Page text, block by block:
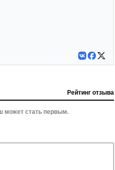
Рейтинг отзыва
может стать первым.